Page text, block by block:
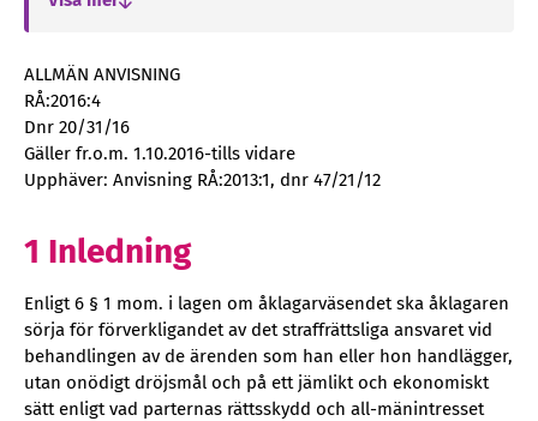
ALLMÄN ANVISNING
RÅ:2016:4
Dnr 20/31/16
Gäller fr.o.m. 1.10.2016-tills vidare
Upphäver: Anvisning RÅ:2013:1, dnr 47/21/12
1 Inledning
Enligt 6 § 1 mom. i lagen om åklagarväsendet ska åklagaren
sörja för förverkligandet av det straffrättsliga ansvaret vid
behandlingen av de ärenden som han eller hon handlägger,
utan onödigt dröjsmål och på ett jämlikt och ekonomiskt
sätt enligt vad parternas rättsskydd och all-mänintresset